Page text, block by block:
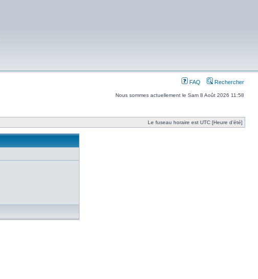
FAQ Rechercher
Nous sommes actuellement le Sam 8 Août 2026 11:58
Le fuseau horaire est UTC [Heure d’été]